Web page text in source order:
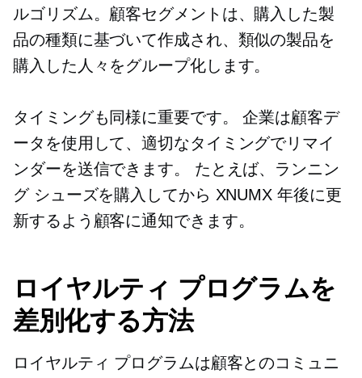
ルゴリズム。顧客セグメントは、購入した製
品の種類に基づいて作成され、類似の製品を
購入した人々をグループ化します。
タイミングも同様に重要です。 企業は顧客デ
ータを使用して、適切なタイミングでリマイ
ンダーを送信できます。 たとえば、ランニン
グ シューズを購入してから XNUMX 年後に更
新するよう顧客に通知できます。
ロイヤルティ プログラムを
差別化する方法
ロイヤルティ プログラムは顧客とのコミュニ